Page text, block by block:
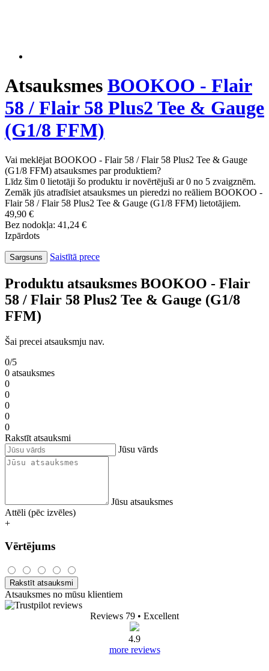
Atsauksmes BOOKOO - Flair
58 / Flair 58 Plus2 Tee & Gauge
(G1/8 FFM)
Vai meklējat BOOKOO - Flair 58 / Flair 58 Plus2 Tee & Gauge
(G1/8 FFM) atsauksmes par produktiem?
Līdz šim 0 lietotāji šo produktu ir novērtējuši ar 0 no 5 zvaigznēm.
Zemāk jūs atradīsiet atsauksmes un pieredzi no reāliem BOOKOO -
Flair 58 / Flair 58 Plus2 Tee & Gauge (G1/8 FFM) lietotājiem.
49,90 €
Bez nodokļa: 41,24 €
Izpārdots
Sargsuns Saistītā prece
Produktu atsauksmes BOOKOO - Flair
58 / Flair 58 Plus2 Tee & Gauge (G1/8
FFM)
Šai precei atsauksmju nav.
0/5
0 atsauksmes
0
0
0
0
0
Rakstīt atsauksmi
Jūsu vārds
Jūsu atsauksmes
Attēli (pēc izvēles)
+
Vērtējums
Rakstīt atsauksmi
Atsauksmes no mūsu klientiem
Reviews 79 • Excellent
4.9
more reviews